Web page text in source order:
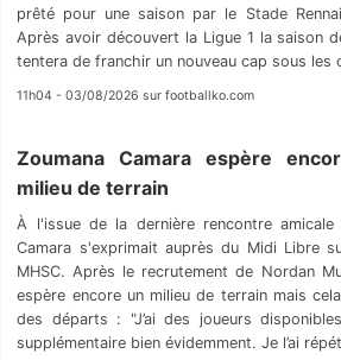
prêté pour une saison par le Stade
Après avoir découvert la Ligue 1 la saison
tentera de franchir un nouveau cap sous les
11h04 - 03/08/2026 sur footballko.com
Zoumana Camara espère
milieu de terrain
À l'issue de la dernière rencontre amicale
Camara s'exprimait auprès du Midi Libre
MHSC. Après le recrutement de Nordan
espère encore un milieu de terrain mais
des départs : "J’ai des joueurs
supplémentaire bien évidemment. Je l’ai